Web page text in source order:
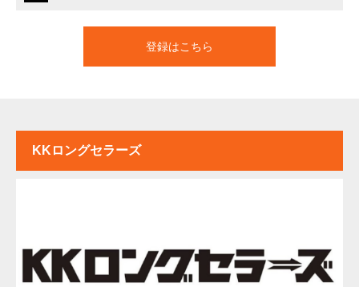
登録はこちら
KKロングセラーズ